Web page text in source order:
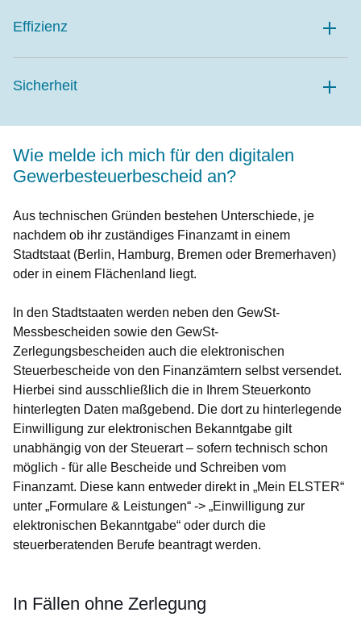
Effizienz
Sicherheit
Wie melde ich mich für den digitalen
Gewerbesteuerbescheid an?
Aus technischen Gründen bestehen Unterschiede, je
nachdem ob ihr zuständiges Finanzamt in einem
Stadtstaat (Berlin, Hamburg, Bremen oder Bremerhaven)
oder in einem Flächenland liegt.
In den Stadtstaaten werden neben den GewSt-
Messbescheiden sowie den GewSt-
Zerlegungsbescheiden auch die elektronischen
Steuerbescheide von den Finanzämtern selbst versendet.
Hierbei sind ausschließlich die in Ihrem Steuerkonto
hinterlegten Daten maßgebend. Die dort zu hinterlegende
Einwilligung zur elektronischen Bekanntgabe gilt
unabhängig von der Steuerart – sofern technisch schon
möglich - für alle Bescheide und Schreiben vom
Finanzamt. Diese kann entweder direkt in „Mein ELSTER“
unter „Formulare & Leistungen“ -> „Einwilligung zur
elektronischen Bekanntgabe“ oder durch die
steuerberatenden Berufe beantragt werden.
In Fällen ohne Zerlegung